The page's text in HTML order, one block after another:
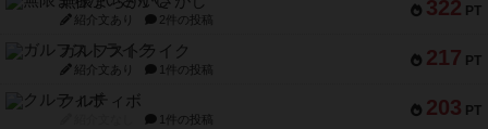
322 PT
紹介文あり 2件の投稿
217 PT
ガルフストライク
紹介文あり 1件の投稿
203 PT
クルティボ
1件の投稿